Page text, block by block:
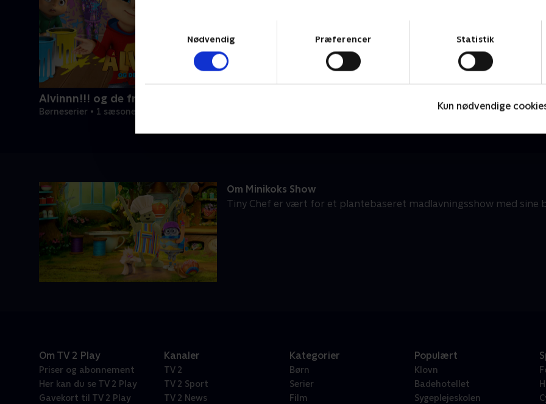
Nødvendig
Præferencer Statistik
Kun nødvendige
Alvinnn!!! og de frække jordegern
Børneserier • 1 sæsoner
Om Minikoks Show
Tiny Chef er vært for et plantebaseret madlavningsshow med sine
Om TV 2 Play
Priser og abonnement
Her kan du se TV 2 Play
Gavekort til TV 2 Play
Kanaler
TV 2
TV 2 Sport
TV 2 News
Kategorier
Børn
Serier
Film
Populært
Klovn
Badehotellet
Sygeplejeskolen